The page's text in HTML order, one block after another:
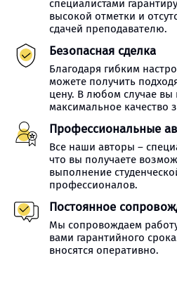
специалистами
высокой отметки и
сдачей преподавателю.
Безопасная сделка
Благодаря гибким
можете получить
цену. В любом случае вы
максимальное качество
Профессиональные
Все наши авторы –
что вы получаете
выполнение
профессионалов.
Постоянное
Мы сопровождаем
вами гарантийного
вносятся оперативно.